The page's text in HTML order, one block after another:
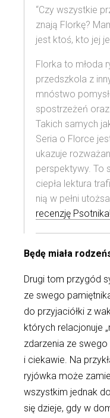
“Czy wszystkie
znają Florkę?
jest ktoś, kto jej
Florka to młoda
przedszkola z
mnóstwo
spostrzeżeń
Takich samych
Seria o Florce
ukazuje
perspektywy. To
ciepła lektura
nią w pełni
recenzję
Będę miała
Drugi tom przygód
ze swego
do przyjaciółki z
których relacjonuje
zdarzenia ze
i ciekawie. Na
ryjówka może
wszystkim jednak
się dzieje, gdy w